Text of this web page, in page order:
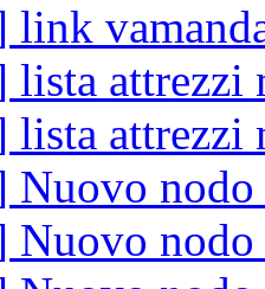
link
lista
lista
Nuovo nodo
Nuovo nodo